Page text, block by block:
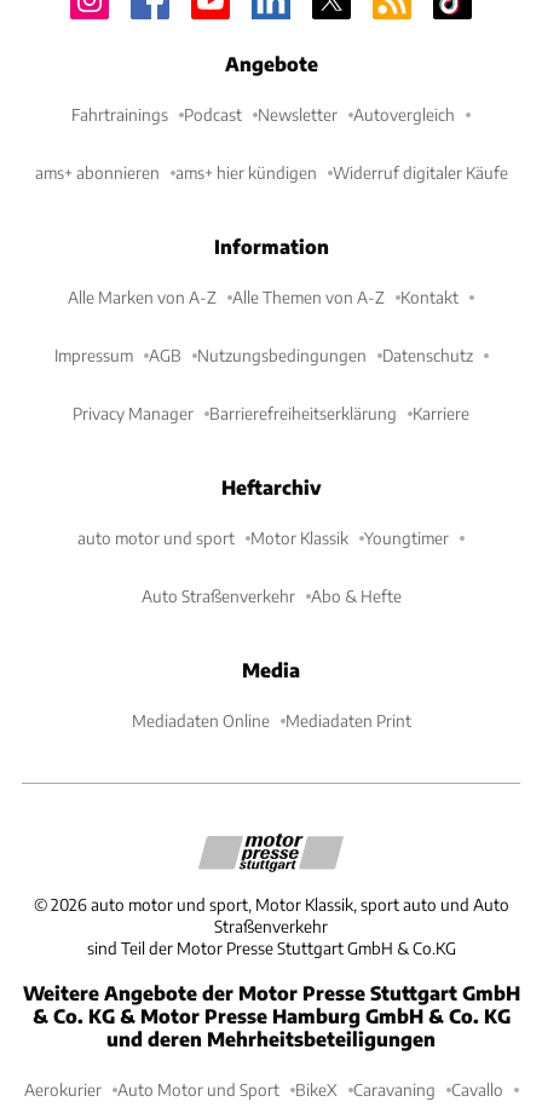
Angebote
Fahrtrainings Podcast Newsletter Autovergleich
ams+ abonnieren ams+ hier kündigen Widerruf digitaler Käufe
Information
Alle Marken von A-Z Alle Themen von A-Z Kontakt
Impressum AGB Nutzungsbedingungen Datenschutz
Privacy Manager Barrierefreiheitserklärung Karriere
Heftarchiv
auto motor und sport Motor Klassik Youngtimer
Auto Straßenverkehr Abo & Hefte
Media
Mediadaten Online Mediadaten Print
©2026 auto motor und sport, Motor Klassik, sport auto und Auto
Straßenverkehr
sind Teil der Motor Presse Stuttgart GmbH & Co.KG
Weitere Angebote der Motor Presse Stuttgart GmbH
& Co. KG & Motor Presse Hamburg GmbH & Co. KG
und deren Mehrheitsbeteiligungen
Aerokurier Auto Motor und Sport BikeX Caravaning Cavallo